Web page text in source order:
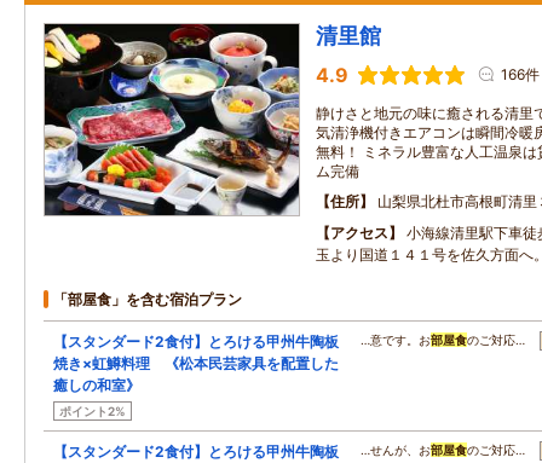
清里館
4.9 166件
静けさと地元の味に癒される清
気清浄機付きエアコンは瞬間冷
無料！ ミネラル豊富な人工温泉
ム完備
住所
山梨県北杜市高根町清里
アクセス
小海線清里駅下車
玉より国道１４１号を佐久方面へ
「部屋食」を含む宿泊プラン
【スタンダード2食付】とろける甲州牛陶板
焼き×虹鱒料理 《松本民芸家具を配置した
癒しの和室》
ポイント2%
…意です。お部屋食のご対応…
【スタンダード2食付】とろける甲州牛陶板
…せんが、お部屋食のご対応…